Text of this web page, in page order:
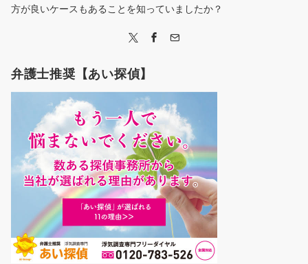
方が良いケースもあることを知っていましたか？
弁護士推奨【あい探偵】